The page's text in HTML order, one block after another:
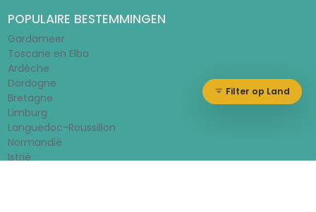
Filter op Land
POPULAIRE BESTEMMINGEN
Gardameer
Toscane en Elba
Ardèche
Dordogne
Bretagne
Limburg
Languedoc-Roussillon
Normandië
Istrië